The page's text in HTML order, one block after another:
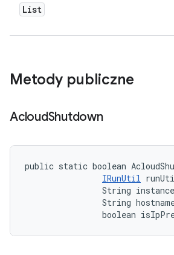
List
Metody publiczne
AcloudShutdown
public static boolean
IRunUtil
String
String
boolean